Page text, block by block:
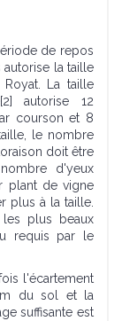
de repos
autorise la taille
La taille
autorise 12
courson et 8
le nombre
doit être
d'yeux
plant de vigne
plus à la taille.
les plus beaux
requis par le
l'écartement
du sol et la
suffisante est